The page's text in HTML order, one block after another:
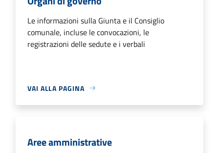
Le informazioni sulla Giunta e il Consiglio
comunale, incluse le convocazioni, le
registrazioni delle sedute e i verbali
VAI ALLA PAGINA
Aree amministrative